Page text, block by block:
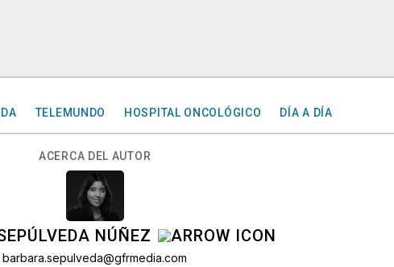
TELEMUNDO HOSPITAL ONCOLÓGICO DÍA A DÍA
ACERCA DEL AUTOR
NÚÑEZ
barbara.sepulveda@gfrmedia.com